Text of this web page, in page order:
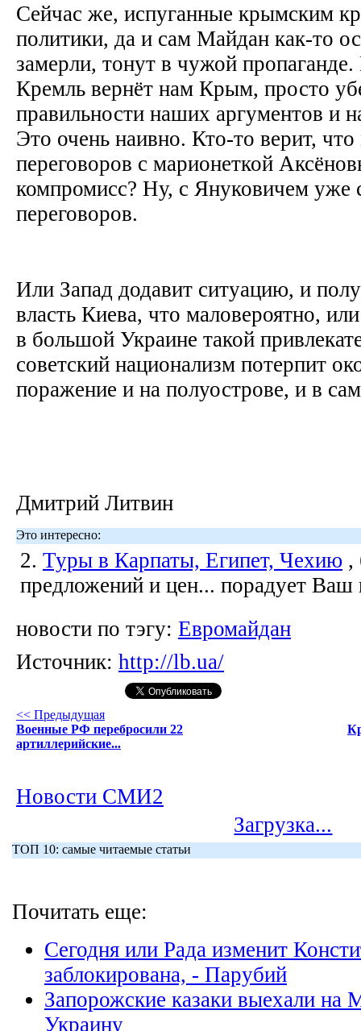
Сейчас же, испуганные крымским
политики, да и сам Майдан как-то
замерли, тонут в чужой
Кремль вернёт нам Крым, просто
правильности наших аргументов и
Это очень наивно. Кто-то верит,
переговоров с марионеткой
компромисс? Ну, с Януковичем уже
переговоров.
Или Запад додавит ситуацию, и
власть Киева, что маловероятно,
в большой Украине такой
советский национализм потерпит
поражение и на полуострове, и в
Дмитрий Литвин
Это интересно:
2. Туры в Карпаты, Египет, Чехию ,
предложений и цен... порадует Ваш
новости по тэгу: Евромайдан
Источник: http://lb.ua/
<< Предыдущая
Военные РФ перебросили 22
артиллерийские...
Новости СМИ2
Загрузка...
ТОП 10: самые читаемые статьи
Почитать еще:
Сегодня или Рада изменит
заблокирована, - Парубий
Запорожские казаки выехали на
Украину